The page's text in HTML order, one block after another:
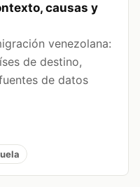
causas y
venezolana:
de destino,
de datos